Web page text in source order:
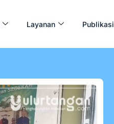
Layanan Publikasi